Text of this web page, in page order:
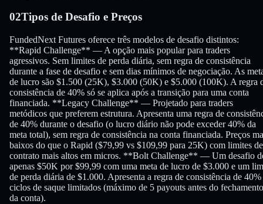
02Tipos de Desafio e Preços
FundedNext Futures oferece três modelos de desafio distintos:
**Rapid Challenge** — A opção mais popular para traders
agressivos. Sem limites de perda diária, sem regra de consistência
durante a fase de desafio e sem dias mínimos de negociação. As
de lucro são $1.500 (25K), $3.000 (50K) e $5.000 (100K). A regra
consistência de 40% só se aplica após a transição para uma conta
financiada. **Legacy Challenge** — Projetado para traders
metódicos que preferem estrutura. Apresenta uma regra de
de 40% durante o desafio (o lucro diário não pode exceder 40% da
meta total), sem regra de consistência na conta financiada. Preços
baixos do que o Rapid ($79,99 vs $109,99 para 25K) com limites de
contrato mais altos em micros. **Bolt Challenge** — Um desafio
apenas $50K por $99,99 com uma meta de lucro de $3.000 e um
de perda diária de $1.000. Apresenta a regra de consistência de 40%
ciclos de saque limitados (máximo de 5 payouts antes do fechamento
da conta).